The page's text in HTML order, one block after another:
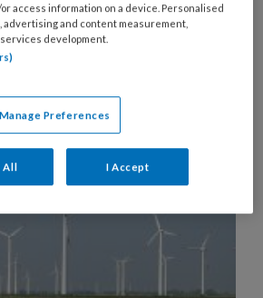
over dit thema
access information on a device. Personalised
and content measurement,
development.
Manage Preferences
All I Accept